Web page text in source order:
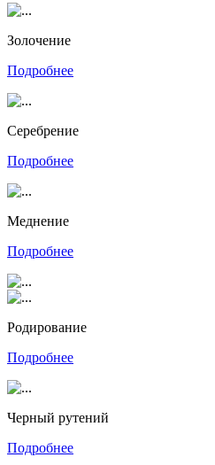
Золочение
Подробнее
Серебрение
Подробнее
Меднение
Подробнее
Родирование
Подробнее
Черный рутений
Подробнее